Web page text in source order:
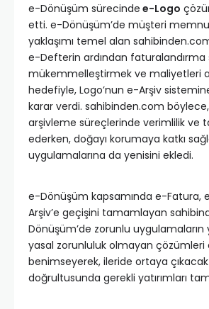
e-Dönüşüm sürecinde e-Logo
etti. e-Dönüşüm’de müşteri
yaklaşımı temel alan
e-Defterin ardından faturalandırma
mükemmelleştirmek ve maliyetleri
hedefiyle, Logo’nun e-Arşiv
karar verdi. sahibinden.com
arşivleme süreçlerinde verimlilik ve
ederken, doğayı korumaya katkı
uygulamalarına da yenisini ekledi.
e-Dönüşüm kapsamında e-Fatura,
Arşiv’e geçişini tamamlayan
Dönüşüm’de zorunlu uygulamaların
yasal zorunluluk olmayan çözümleri
benimseyerek, ileride ortaya
doğrultusunda gerekli yatırımları